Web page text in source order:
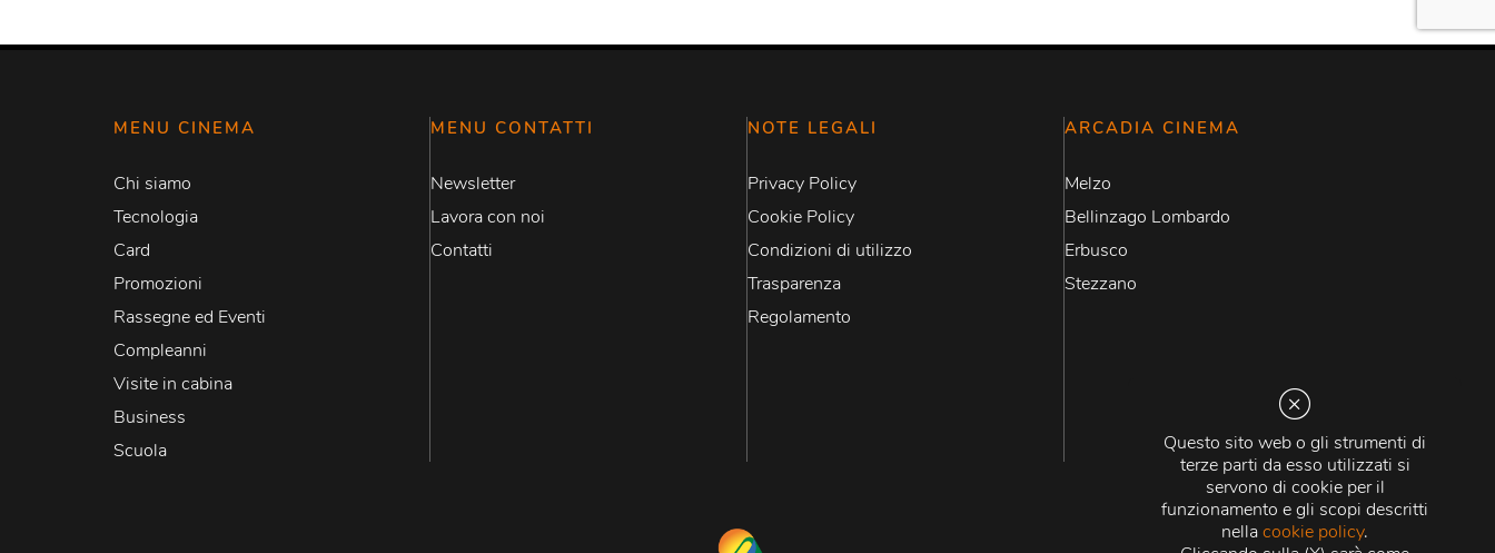
Questo sito web o gli strumenti di
terze parti da esso utilizzati si
servono di cookie per il
funzionamento e gli scopi descritti
nellacookie policy.
MENU CINEMA
Chi siamo
Tecnologia
Card
Promozioni
Rassegne ed Eventi
Compleanni
Visite in cabina
Business
Scuola
MENU CONTATTI
Newsletter
Lavora con noi
Contatti
NOTE LEGALI
Privacy Policy
Cookie Policy
Condizioni di utilizzo
Trasparenza
Regolamento
ARCADIA CINEMA
Melzo
Bellinzago Lombardo
Erbusco
Stezzano